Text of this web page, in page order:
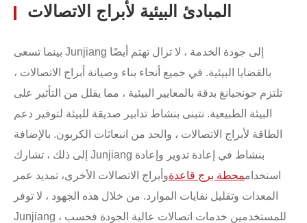
المبادئ البيئية لأبراج الاتصالات
بينما تسعى Junjiang إلى جودة الخدمة ، لا تزال تهتم أيضًا
بالقضايا البيئية. في جميع أنحاء بناء وصيانة أبراج الاتصالات ،
تلتزم جونجيانغ بدقة بالمعايير البيئية ، مما يقلل من التأثير على
البيئة الطبيعية. نتبنى بنشاط تدابير صديقة للبيئة لتوفير دعم
الطاقة لأبراج الاتصالات ، والحد من انبعاثات الكربون. بالإضافة
إلى ذلك ، تشارك Junjiang بنشاط في إعادة تدوير وإعادة
استخداممحطة برج قاعدةوأبراج الاتصالات الأخرى، تمديد عمر
المعدات وتقليل نفايات الموارد. من خلال هذه الجهود ، لا توفر
Junjiang للمستخدمين خدمات اتصالات عالية الجودة فحسب ،